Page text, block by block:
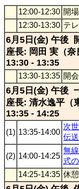
12:00-12:30 開
12:30-13:30 テ
6月5日(金) 午後
座長: 岡田 実（奈
13:30 - 13:35
13:30-13:35 開
6月5日(金) 午後
座長: 清水逸平（
13:35 - 14:25
(1) 13:35-14:00
次
伝
(2) 14:00-14:25
無
式
14:25-14:35 休